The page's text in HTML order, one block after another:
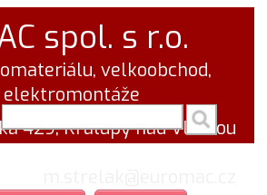
spol. s r.o.
velkoobchod,
elektromontáže
429, Kralupy nad Vltavou